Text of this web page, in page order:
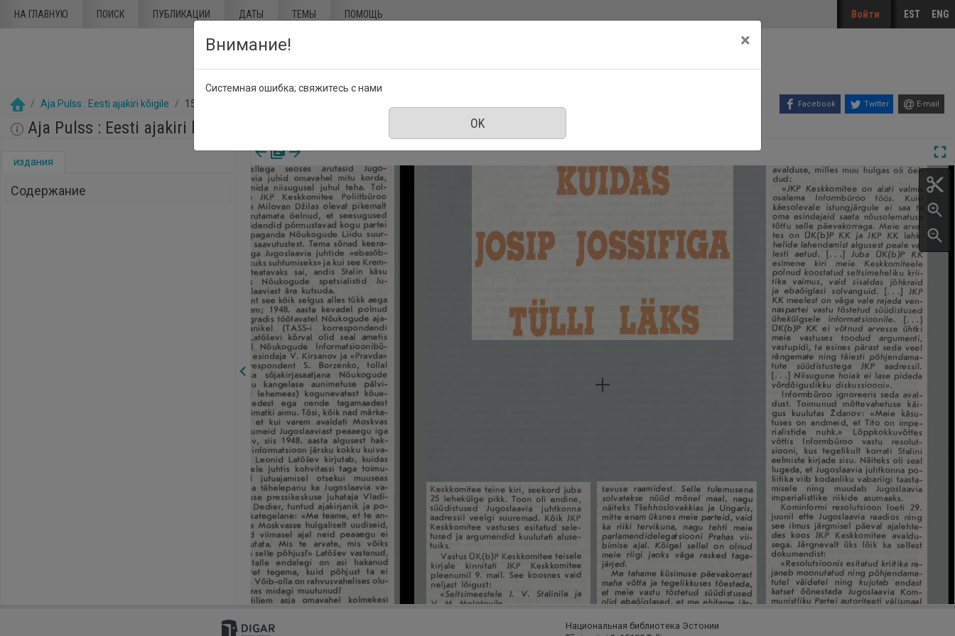
НА ГЛАВНУЮ ПОИСК ПУБЛИКАЦИИ ДАТЫ ТЕМЫ ПОМОЩЬ Войти EST ENG
Aja Pulss : Eesti ajakiri kõigile 15 Июнь 1989 Facebook Twitter E-mail
Aja Pulss : Eesti ajakiri kõigile, Номер 12, 15 Июнь 1989
издания
Содержание
Национальная библиотека Эстонии
Внимание! ×
Системная ошибка; свяжитесь с нами